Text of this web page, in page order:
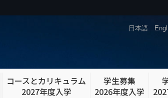
日本語
コースとカリキュラム
2027年度入学
学生募集
2026年度入学